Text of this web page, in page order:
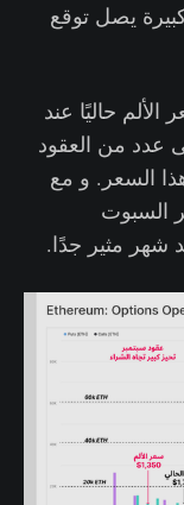
كبيرة يصل توقع
حاليًا عند
عدد من العقود
هذا السعر. و مع
السبوت
شهر مثير جدًا.